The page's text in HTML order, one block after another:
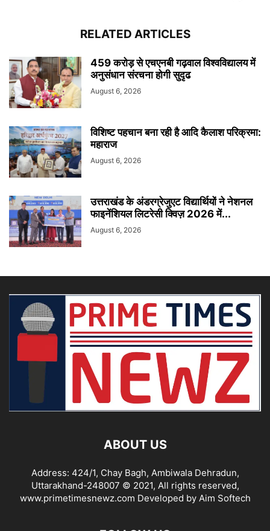
RELATED ARTICLES
459 करोड़ से एचएनबी गढ़वाल विश्वविद्यालय में
अनुसंधान संरचना होगी सुदृढ
August 6, 2026
विशिष्ट पहचान बना रही है आदि कैलाश परिक्रमा:
महाराज
August 6, 2026
उत्तराखंड के अंडरग्रेजुएट विद्यार्थियों ने नेशनल
फाइनेंशियल लिटरेसी क्विज़ 2026 में...
August 6, 2026
ABOUT US
Address: 424/1, Chay Bagh, Ambiwala Dehradun,
Uttarakhand-248007 © 2021, All rights reserved,
www.primetimesnewz.com Developed by Aim Softech